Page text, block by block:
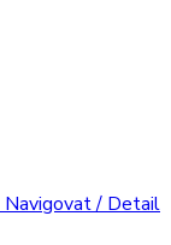
Navigovat / Detail